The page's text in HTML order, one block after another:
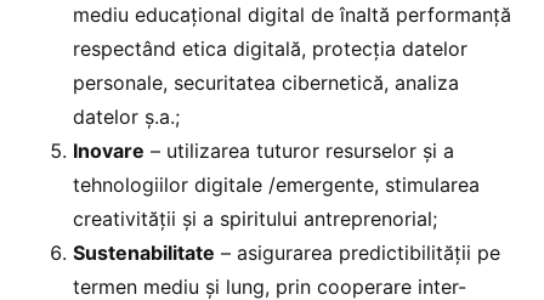
mediu educațional digital de înaltă performanță
respectând etica digitală, protecția datelor
personale, securitatea cibernetică, analiza
datelor ș.a.;
Inovare – utilizarea tuturor resurselor și a
tehnologiilor digitale /emergente, stimularea
creativității și a spiritului antreprenorial;
Sustenabilitate – asigurarea predictibilității pe
termen mediu și lung, prin cooperare inter-